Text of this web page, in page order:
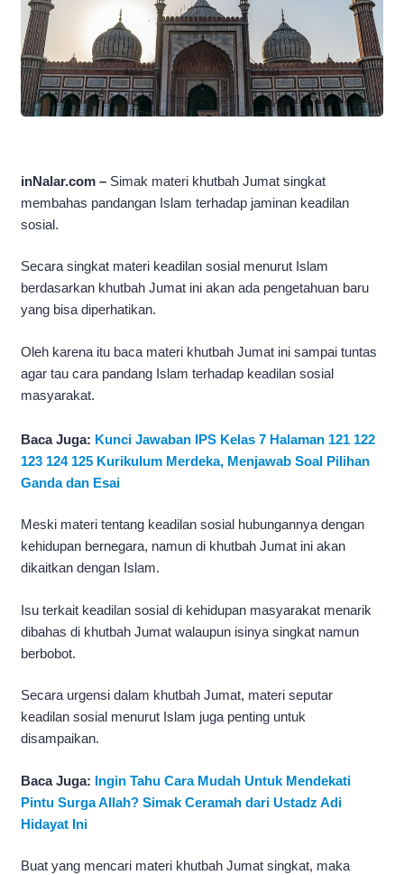
inNalar.com – Simak materi khutbah Jumat singkat
membahas pandangan Islam terhadap jaminan keadilan
sosial.
Secara singkat materi keadilan sosial menurut Islam
berdasarkan khutbah Jumat ini akan ada pengetahuan baru
yang bisa diperhatikan.
Oleh karena itu baca materi khutbah Jumat ini sampai tuntas
agar tau cara pandang Islam terhadap keadilan sosial
masyarakat.
Baca Juga: Kunci Jawaban IPS Kelas 7 Halaman 121 122
123 124 125 Kurikulum Merdeka, Menjawab Soal Pilihan
Ganda dan Esai
Meski materi tentang keadilan sosial hubungannya dengan
kehidupan bernegara, namun di khutbah Jumat ini akan
dikaitkan dengan Islam.
Isu terkait keadilan sosial di kehidupan masyarakat menarik
dibahas di khutbah Jumat walaupun isinya singkat namun
berbobot.
Secara urgensi dalam khutbah Jumat, materi seputar
keadilan sosial menurut Islam juga penting untuk
disampaikan.
Baca Juga: Ingin Tahu Cara Mudah Untuk Mendekati
Pintu Surga Allah? Simak Ceramah dari Ustadz Adi
Hidayat Ini
Buat yang mencari materi khutbah Jumat singkat, maka